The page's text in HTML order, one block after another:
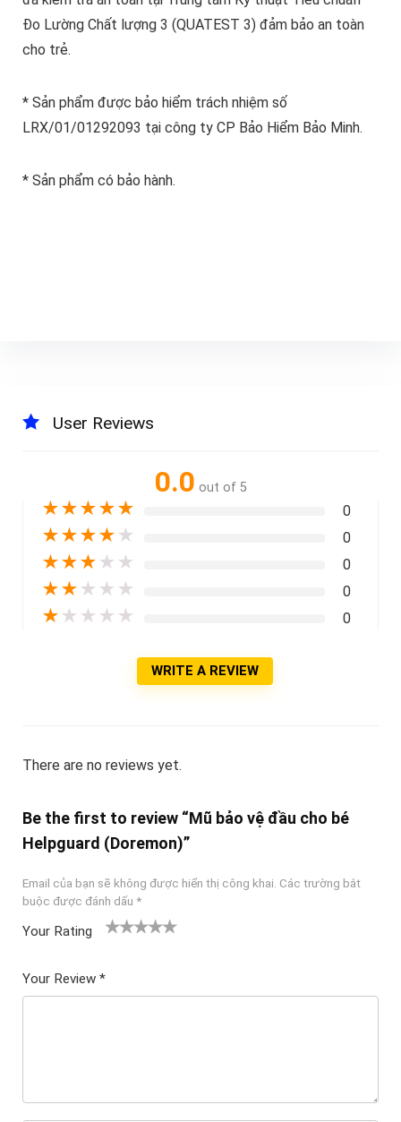
Đo Lường Chất lượng 3 (QUATEST 3) đảm bảo an toàn
cho trẻ.
* Sản phẩm được bảo hiểm trách nhiệm số
LRX/01/01292093 tại công ty CP Bảo Hiểm Bảo Minh.
* Sản phẩm có bảo hành.
User Reviews
0.0 out of 5
★★★★★ 0
★★★★ ★ 0
★★★ ★ ★ 0
★★ ★ ★ ★ 0
★ ★ ★ ★ ★ 0
WRITE A REVIEW
There are no reviews yet.
Be the first to review “Mũ bảo vệ đầu cho bé
Helpguard (Doremon)”
Email của bạn sẽ không được hiển thị công khai. Các trường bắt
buộc được đánh dấu *
Your Rating
ê
5
Your Review *